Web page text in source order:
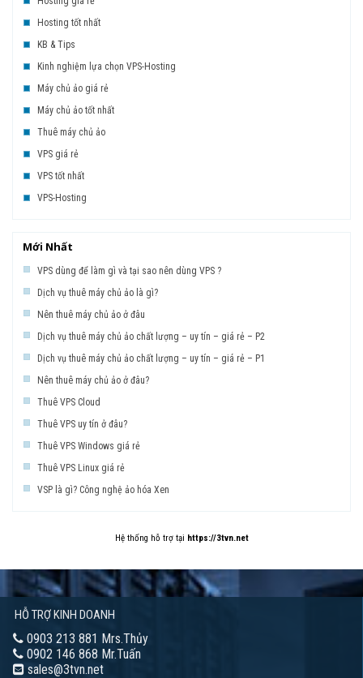
Hosting tốt nhất
KB & Tips
Kinh nghiệm lựa chọn VPS-Hosting
Máy chủ ảo giá rẻ
Máy chủ ảo tốt nhất
Thuê máy chủ ảo
VPS giá rẻ
VPS tốt nhất
VPS-Hosting
Mới Nhất
VPS dùng để làm gì và tại sao nên dùng VPS ?
Dịch vụ thuê máy chủ ảo là gì?
Nên thuê máy chủ ảo ở đâu
Dịch vụ thuê máy chủ ảo chất lượng – uy tín – giá rẻ – P2
Dịch vụ thuê máy chủ ảo chất lượng – uy tín – giá rẻ – P1
Nên thuê máy chủ ảo ở đâu?
Thuê VPS Cloud
Thuê VPS uy tín ở đâu?
Thuê VPS Windows giá rẻ
Thuê VPS Linux giá rẻ
VSP là gì? Công nghệ ảo hóa Xen
Hệ thống hỗ trợ tại https://3tvn.net
HỖ TRỢ KINH DOANH
0903 213 881 Mrs.Thủy
0902 146 868 Mr.Tuấn
sales@3tvn.net